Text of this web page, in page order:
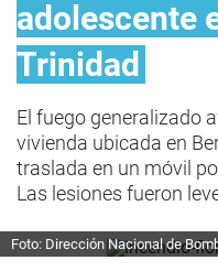
adolescente
Trinidad
El fuego generalizado
vivienda ubicada en
traslada en un móvil
Las lesiones fueron
Foto: Dirección Nacional de